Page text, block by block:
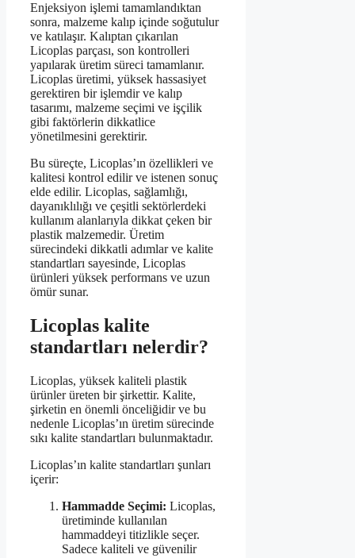
Enjeksiyon işlemi tamamlandıktan
sonra, malzeme kalıp içinde soğutulur
ve katılaşır. Kalıptan çıkarılan
Licoplas parçası, son kontrolleri
yapılarak üretim süreci tamamlanır.
Licoplas üretimi, yüksek hassasiyet
gerektiren bir işlemdir ve kalıp
tasarımı, malzeme seçimi ve işçilik
gibi faktörlerin dikkatlice
yönetilmesini gerektirir.
Bu süreçte, Licoplas’ın özellikleri ve
kalitesi kontrol edilir ve istenen sonuç
elde edilir. Licoplas, sağlamlığı,
dayanıklılığı ve çeşitli sektörlerdeki
kullanım alanlarıyla dikkat çeken bir
plastik malzemedir. Üretim
sürecindeki dikkatli adımlar ve kalite
standartları sayesinde, Licoplas
ürünleri yüksek performans ve uzun
ömür sunar.
Licoplas kalite
standartları nelerdir?
Licoplas, yüksek kaliteli plastik
ürünler üreten bir şirkettir. Kalite,
şirketin en önemli önceliğidir ve bu
nedenle Licoplas’ın üretim sürecinde
sıkı kalite standartları bulunmaktadır.
Licoplas’ın kalite standartları şunları
içerir:
Hammadde Seçimi: Licoplas,
üretiminde kullanılan
hammaddeyi titizlikle seçer.
Sadece kaliteli ve güvenilir